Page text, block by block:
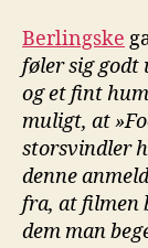
Berlingske
føler sig godt
og et fint
muligt, at
storsvindler
denne
fra, at filmen
dem man